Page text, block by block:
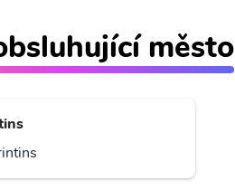
město